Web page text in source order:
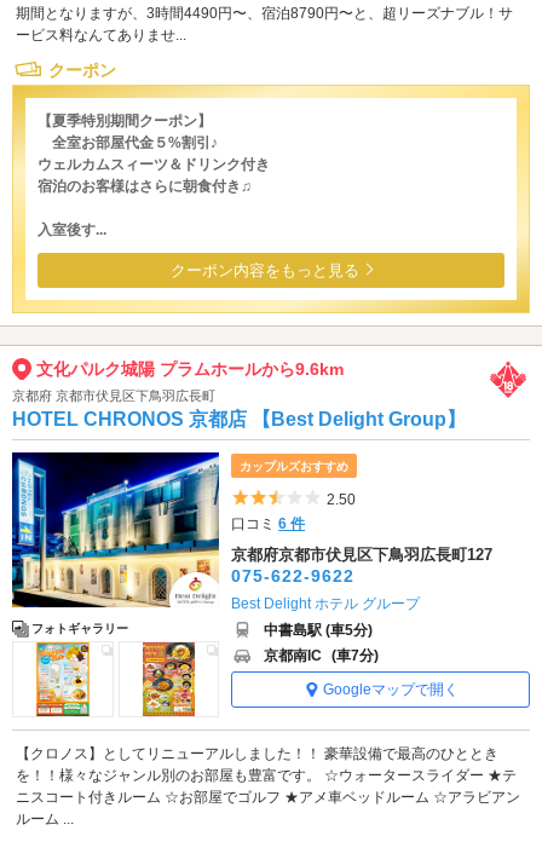
期間となりますが、3時間4490円〜、宿泊8790円〜と、超リーズナブル！サ
ービス料なんてありませ...
クーポン
【夏季特別期間クーポン】
全室お部屋代金５%割引♪
ウェルカムスィーツ＆ドリンク付き
宿泊のお客様はさらに朝食付き♫
入室後す...
クーポン内容をもっと見る
文化パルク城陽 プラムホールから9.6km
京都府 京都市伏見区下鳥羽広長町
HOTEL CHRONOS 京都店 【Best Delight Group】
フォトギャラリー
カップルズおすすめ
5つ星のうち2.5
2.50
口コミ6 件
京都府京都市伏見区下鳥羽広長町127
075-622-9622
Best Delight ホテル グループ
中書島駅 (車5分)
京都南IC (車7分)
Googleマップで開く
【クロノス】としてリニューアルしました！！ 豪華設備で最高のひととき
を！！様々なジャンル別のお部屋も豊富です。 ☆ウォータースライダー ★テ
ニスコート付きルーム ☆お部屋でゴルフ ★アメ車ベッドルーム ☆アラビアン
ルーム ...